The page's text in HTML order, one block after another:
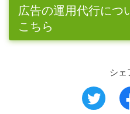
広告の運用代行につ
こちら
シェ